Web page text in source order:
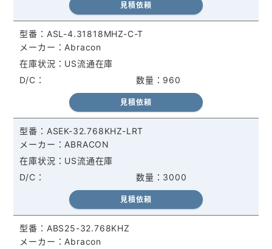
見積依頼
ASL-4.31818MHZ-C-T
Abracon
960
US流通在庫
見積依頼
ASEK-32.768KHZ-LRT
ABRACON
3000
US流通在庫
見積依頼
ABS25-32.768KHZ
Abracon